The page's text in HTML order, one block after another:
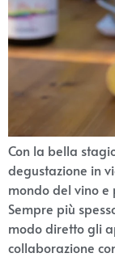
Con la bella
degustazione in
mondo del vino
Sempre più
modo diretto gli
collaborazione